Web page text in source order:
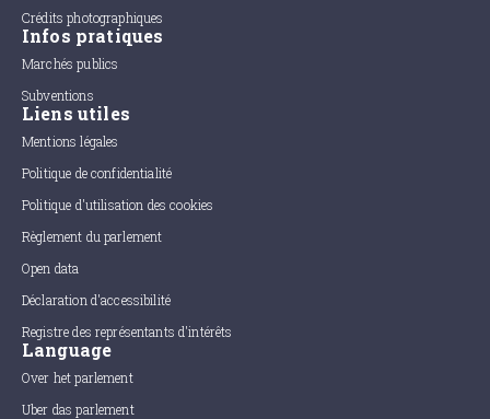
Crédits photographiques
Infos pratiques
Marchés publics
Subventions
Liens utiles
Mentions légales
Politique de confidentialité
Politique d'utilisation des cookies
Règlement du parlement
Open data
Déclaration d'accessibilité
Registre des représentants d'intérêts
Language
Over het parlement
Uber das parlement